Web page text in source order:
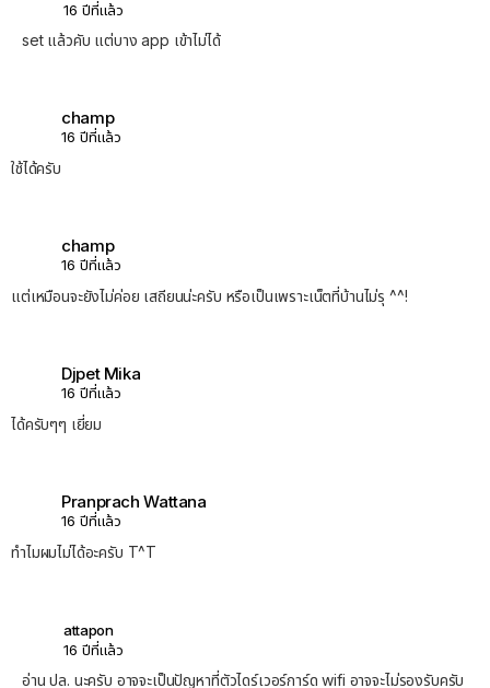
16 ปีที่แล้ว
set แล้วคับ แต่บาง app เข้าไม่ได้
champ
16 ปีที่แล้ว
ใช้ได้ครับ
champ
16 ปีที่แล้ว
แต่เหมือนจะยังไม่ค่อย เสถียนน่ะครับ หรือเป็นเพราะเน็ตที่บ้านไม่รุ ^^!
Djpet Mika
16 ปีที่แล้ว
ได้ครับๆๆ เยี่ยม
Pranprach Wattana
16 ปีที่แล้ว
ทำไมผมไม่ได้อะครับ T^T
attapon
16 ปีที่แล้ว
อ่าน ปล. นะครับ อาจจะเป็นปัญหาที่ตัวไดร์เวอร์การ์ด wifi อาจจะไม่รองรับครับ